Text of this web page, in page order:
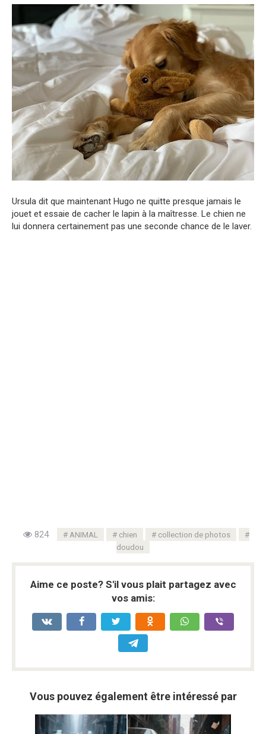
Ursula dit que maintenant Hugo ne quitte presque jamais le
jouet et essaie de cacher le lapin à la maîtresse. Le chien ne
lui donnera certainement pas une seconde chance de le laver.
824 ANIMAL chien
collection de photos
doudou
Aime ce poste? S'il vous plait partagez avec
vos amis:
Vous pouvez également être intéressé par